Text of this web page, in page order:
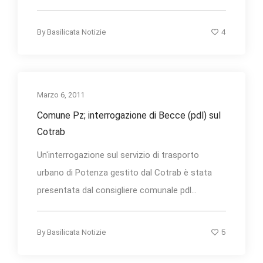
By Basilicata Notizie 4
Marzo 6, 2011
Comune Pz; interrogazione di Becce (pdl) sul
Cotrab
Un'interrogazione sul servizio di trasporto
urbano di Potenza gestito dal Cotrab è stata
presentata dal consigliere comunale pdl...
By Basilicata Notizie 5